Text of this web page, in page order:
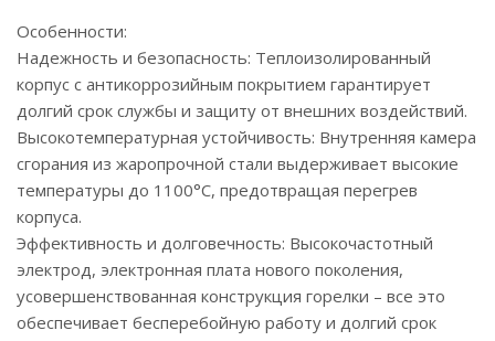
Особенности:
Надежность и безопасность: Теплоизолированный
корпус с антикоррозийным покрытием гарантирует
долгий срок службы и защиту от внешних воздействий.
Высокотемпературная устойчивость: Внутренняя камера
сгорания из жаропрочной стали выдерживает высокие
температуры до 1100°С, предотвращая перегрев
корпуса.
Эффективность и долговечность: Высокочастотный
электрод, электронная плата нового поколения,
усовершенствованная конструкция горелки – все это
обеспечивает бесперебойную работу и долгий срок